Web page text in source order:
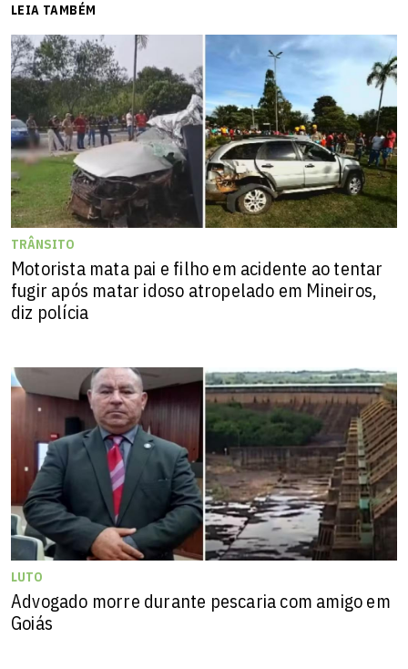
LEIA TAMBÉM
TRÂNSITO
Motorista mata pai e filho em acidente ao tentar
fugir após matar idoso atropelado em Mineiros,
diz polícia
LUTO
Advogado morre durante pescaria com amigo em
Goiás